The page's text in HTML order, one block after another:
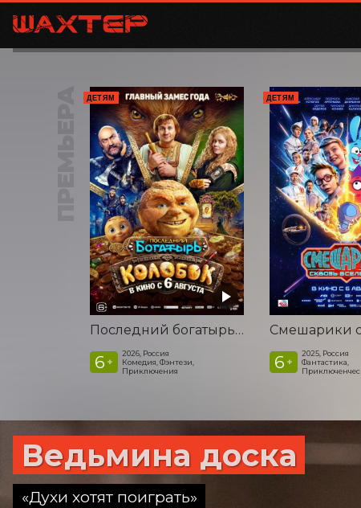
ПРЕМЬЕРА ДЕТЯМ
Последний богатырь. Колобок
6 +
2026, Россия
Комедия, Фэнтези,
Приключения
ДЕТЯМ
6 +
2025, Россия
Фантастика,
Ведьмина доска
«Духи хотят поиграть»